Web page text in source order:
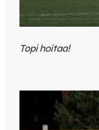
Topi hoitaa!